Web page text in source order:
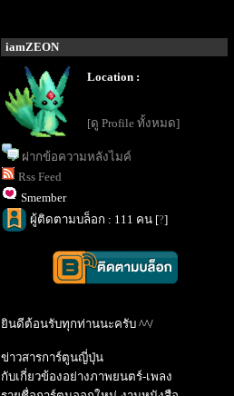
iamZEON
Location :
[ดู Profile ทั้งหมด]
ฝากข้อความหลังไมค์
Rss Feed
Smember
ผู้ติดตามบล็อก : 111 คน [?]
ินดีต้อนรับทุกท่านนะครับ ^^/
ข่าวสารการ์ตูนญี่ปุ่น
กับเกี่ยวข้องอย่างภาพยนตร์-เพลง